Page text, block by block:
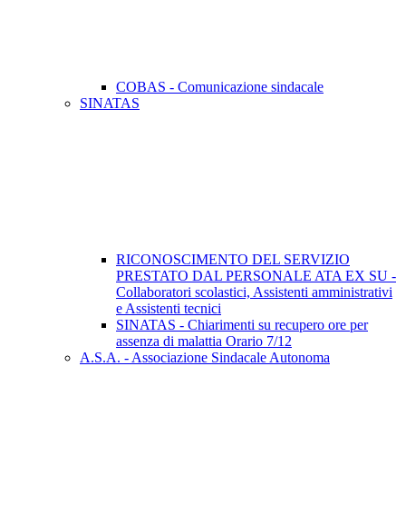
COBAS - Comunicazione sindacale
SINATAS
RICONOSCIMENTO DEL SERVIZIO
PRESTATO DAL PERSONALE ATA EX SU -
Collaboratori scolastici, Assistenti amministrativi
e Assistenti tecnici
SINATAS - Chiarimenti su recupero ore per
assenza di malattia Orario 7/12
A.S.A. - Associazione Sindacale Autonoma